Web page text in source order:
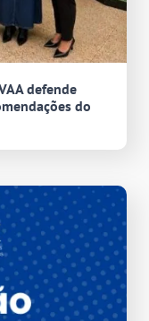
defende
do